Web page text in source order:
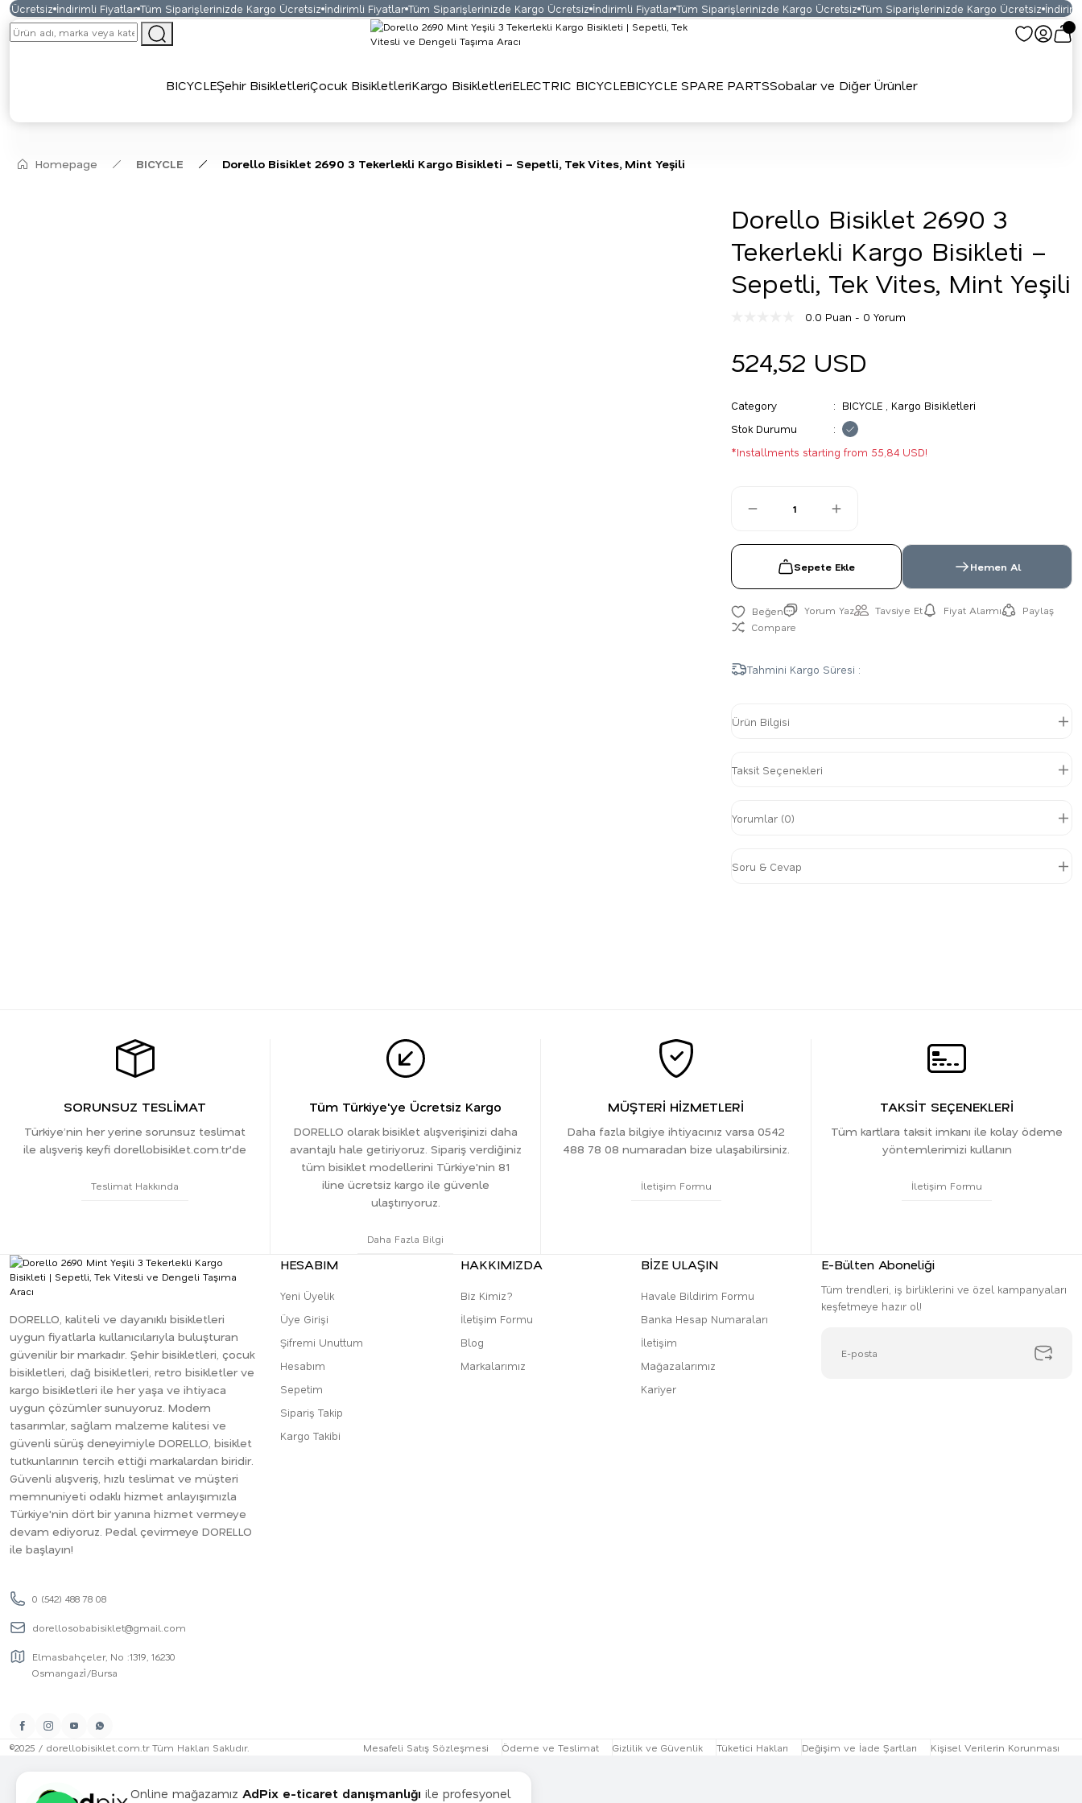
İndirimli Fiyatlar Tüm Siparişlerinizde Kargo Ücretsiz İndirimli Fiyatlar Tüm Siparişlerinizde Kargo Ücretsiz İndirimli Fiyatlar Tüm Siparişlerinizde Kargo Ücretsiz Tüm Siparişlerinizde Kargo Ücretsiz İndirimli
BICYCLEŞehir BisikletleriÇocuk BisikletleriKargo BisikletleriELECTRIC BICYCLEBICYCLE SPARE PARTSSobalar ve Diğer Ürünler
Homepage BICYCLE Dorello Bisiklet 2690 3 Tekerlekli Kargo Bisikleti – Sepetli, Tek Vites, Mint Yeşili
Dorello Bisiklet 2690 3
Tekerlekli Kargo Bisikleti –
Sepetli, Tek Vites, Mint Yeşili
0.0 Puan - 0 Yorum
524,52 USD
Category BICYCLE
Kargo Bisikletleri
Stok Durumu
*Installments starting from 55,84 USD!
Sepete Ekle Hemen Al
Yorum Yaz Tavsiye Et Fiyat Alarmı
Paylaş
Compare
Tahmini Kargo Süresi :
Ürün Bilgisi
Taksit Seçenekleri
Yorumlar (0)
Soru & Cevap
SORUNSUZ TESLİMAT
Türkiye’nin her yerine sorunsuz teslimat
ile alışveriş keyfi dorellobisiklet.com.tr'de
Teslimat Hakkında
Tüm Türkiye'ye Ücretsiz Kargo
DORELLO olarak bisiklet alışverişinizi daha
avantajlı hale getiriyoruz. Sipariş verdiğiniz
tüm bisiklet modellerini Türkiye'nin 81
iline ücretsiz kargo ile güvenle
ulaştırıyoruz.
Daha Fazla Bilgi
MÜŞTERİ HİZMETLERİ
Daha fazla bilgiye ihtiyacınız varsa 0542
488 78 08 numaradan bize ulaşabilirsiniz.
İletişim Formu
TAKSİT SEÇENEKLERİ
Tüm kartlara taksit imkanı ile kolay ödeme
yöntemlerimizi kullanın
İletişim Formu
DORELLO, kaliteli ve dayanıklı bisikletleri
uygun fiyatlarla kullanıcılarıyla buluşturan
güvenilir bir markadır. Şehir bisikletleri, çocuk
bisikletleri, dağ bisikletleri, retro bisikletler ve
kargo bisikletleri ile her yaşa ve ihtiyaca
uygun çözümler sunuyoruz. Modern
tasarımlar, sağlam malzeme kalitesi ve
güvenli sürüş deneyimiyle DORELLO, bisiklet
tutkunlarının tercih ettiği markalardan biridir.
Güvenli alışveriş, hızlı teslimat ve müşteri
memnuniyeti odaklı hizmet anlayışımızla
Türkiye'nin dört bir yanına hizmet vermeye
devam ediyoruz. Pedal çevirmeye DORELLO
ile başlayın!
0 (542) 488 78 08
dorellosobabisiklet@gmail.com
Elmasbahçeler, No :1319, 16230
Osmangazi̇/Bursa
HESABIM
Yeni Üyelik
Üye Girişi
Şifremi Unuttum
Hesabım
Sepetim
Sipariş Takip
Kargo Takibi
HAKKIMIZDA
Biz Kimiz?
İletişim Formu
Blog
Markalarımız
BİZE ULAŞIN
Havale Bildirim Formu
Banka Hesap Numaraları
İletişim
Mağazalarımız
Kariyer
E-Bülten Aboneliği
Tüm trendleri, iş birliklerini ve özel kampanyaları
keşfetmeye hazır ol!
©2025 / dorellobisiklet.com.tr Tüm Hakları Saklıdır. Mesafeli Satış Sözleşmesi Ödeme ve Teslimat Gizlilik ve Güvenlik Tüketici Hakları Değişim ve İade Şartları Kişisel Verilerin Korunması
Online mağazamız AdPix e-ticaret danışmanlığı ile profesyonel